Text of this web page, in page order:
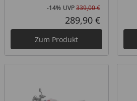
Rabatt in
-14% UVP339,00 €
Aktueller
289,90 €
Zum Produkt